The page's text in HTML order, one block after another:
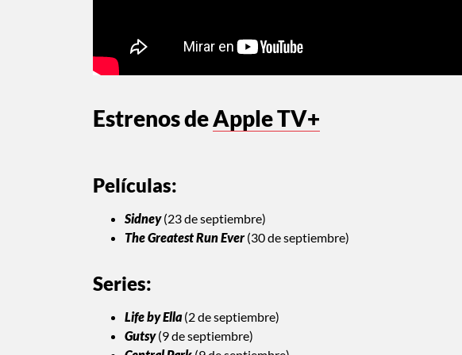
Estrenos deApple TV+
Películas:
Sidney(23 de septiembre)
The Greatest Run Ever(30 de septiembre)
Series:
Life by Ella (2 de septiembre)
Gutsy(9 de septiembre)